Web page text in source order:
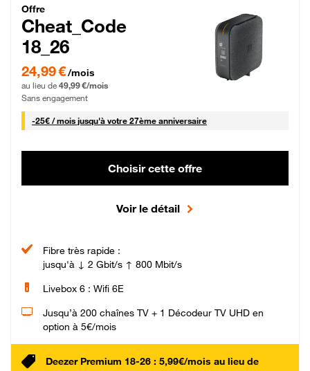
Cheat_Code Fibre_18_26
Offre
Cheat_Code
18_26
24,99 € par mois pendant 0 mois puis 49,99 € par mois, Sans engagement
24,99 €/mois
au lieu de 49,99 €/mois
Sans engagement
-25€ / mois25 € par mois
jusqu'à votre 27ème anniversaire
Choisir cette offre
Voir le détail
Fibre très rapide :
jusqu'à ↓ 2 Gbit/s ↑ 800 Mbit/s
Livebox 6 : Wifi 6E
Jusqu’à 200 chaînes TV + 1 Décodeur TV UHD en
option à 5€/mois
Deezer Premium 18-26 : 5,99€/mois au lieu de